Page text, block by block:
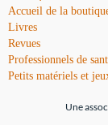
Accueil de la
Livres
Revues
Professionnels de
Petits matériels et
Une